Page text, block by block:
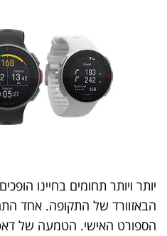
יותר ויותר תחומים בחיינו
הבאזוורד של התקופה. אחד
הספורט האישי. הטמעה של